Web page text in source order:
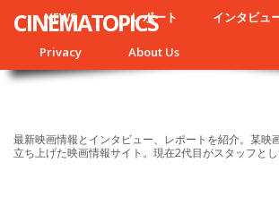
NEWS レポート インタビュ
Privacy About Us
CINEMATOPICS
最新映画情報とインタビュー、レポートを紹介。某映
立ち上げた映画情報サイト。現在2代目がスタッフとし